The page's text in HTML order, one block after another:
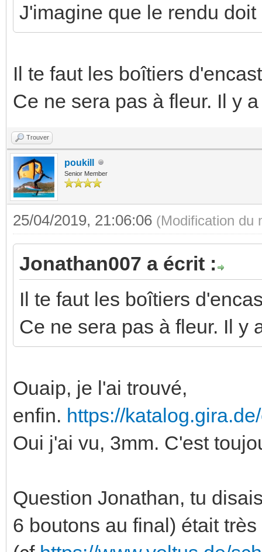
J'imagine que le rendu doit
Il te faut les boîtiers
Ce ne sera pas à fleur. Il y
Trouver
poukill
Senior Member
25/04/2019, 21:06:06 (Modification du
Jonathan007 a écrit :
Il te faut les boîtiers
Ce ne sera pas à fleur. Il y
Ouaip, je l'ai trouvé,
enfin. https://
Oui j'ai vu, 3mm. C'est
Question Jonathan, tu
6 boutons au final) était